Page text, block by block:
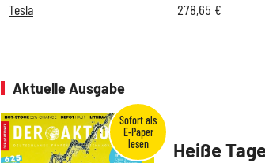
Tesla 278,65 €
Aktuelle Ausgabe
Heiße